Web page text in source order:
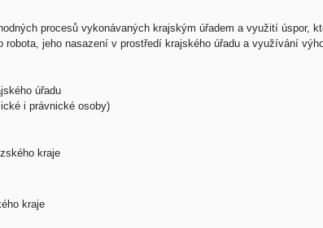
procesů vykonávaných krajským úřadem a využití úspor,
robota, jeho nasazení v prostředí krajského úřadu a využívání
úřadu
i právnické osoby)
kraje
kraje